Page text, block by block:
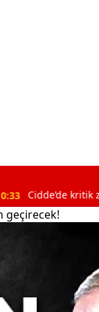
kritik zirve:
geçirecek!